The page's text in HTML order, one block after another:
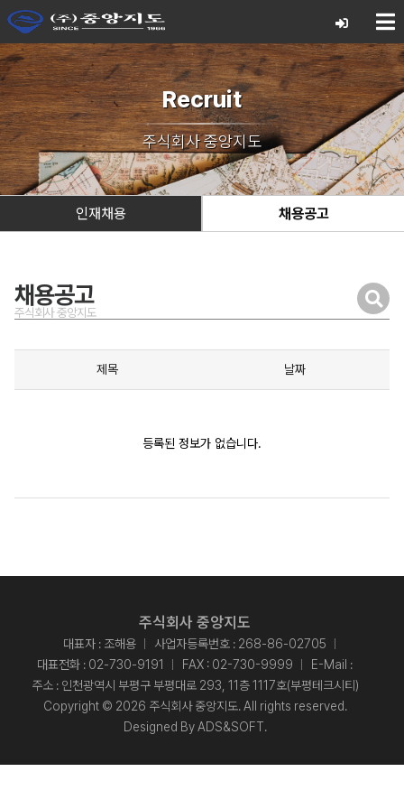
Recruit
주식회사 중앙지도
인재채용 채용공고
채용공고
주식회사 중앙지도
제목 날짜
등록된 정보가 없습니다.
주식회사 중앙지도
대표자 : 조해용
사업자등록번호 : 268-86-02705
대표전화 : 02-730-9191 FAX : 02-730-9999
E-Mail :
주소 : 인천광역시 부평구 부평대로 293, 11층 1117호(부평테크시티)
Copyright © 2026 주식회사 중앙지도. All rights reserved.
Designed ByADS&SOFT.